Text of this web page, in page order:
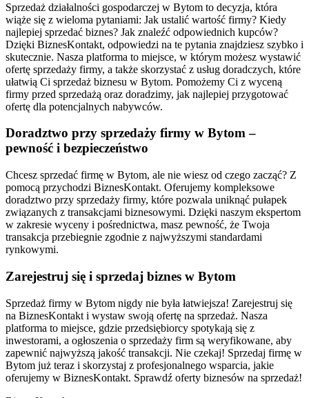
Sprzedaż działalności gospodarczej w Bytom to decyzja, która
wiąże się z wieloma pytaniami: Jak ustalić wartość firmy? Kiedy
najlepiej sprzedać biznes? Jak znaleźć odpowiednich kupców?
Dzięki BiznesKontakt, odpowiedzi na te pytania znajdziesz szybko i
skutecznie. Nasza platforma to miejsce, w którym możesz wystawić
ofertę sprzedaży firmy, a także skorzystać z usług doradczych, które
ułatwią Ci sprzedaż biznesu w Bytom. Pomożemy Ci z wyceną
firmy przed sprzedażą oraz doradzimy, jak najlepiej przygotować
ofertę dla potencjalnych nabywców.
Doradztwo przy sprzedaży firmy w Bytom –
pewność i bezpieczeństwo
Chcesz sprzedać firmę w Bytom, ale nie wiesz od czego zacząć? Z
pomocą przychodzi BiznesKontakt. Oferujemy kompleksowe
doradztwo przy sprzedaży firmy, które pozwala uniknąć pułapek
związanych z transakcjami biznesowymi. Dzięki naszym ekspertom
w zakresie wyceny i pośrednictwa, masz pewność, że Twoja
transakcja przebiegnie zgodnie z najwyższymi standardami
rynkowymi.
Zarejestruj się i sprzedaj biznes w Bytom
Sprzedaż firmy w Bytom nigdy nie była łatwiejsza! Zarejestruj się
na BiznesKontakt i wystaw swoją ofertę na sprzedaż. Nasza
platforma to miejsce, gdzie przedsiębiorcy spotykają się z
inwestorami, a ogłoszenia o sprzedaży firm są weryfikowane, aby
zapewnić najwyższą jakość transakcji. Nie czekaj! Sprzedaj firmę w
Bytom już teraz i skorzystaj z profesjonalnego wsparcia, jakie
oferujemy w BiznesKontakt. Sprawdź oferty biznesów na sprzedaż!